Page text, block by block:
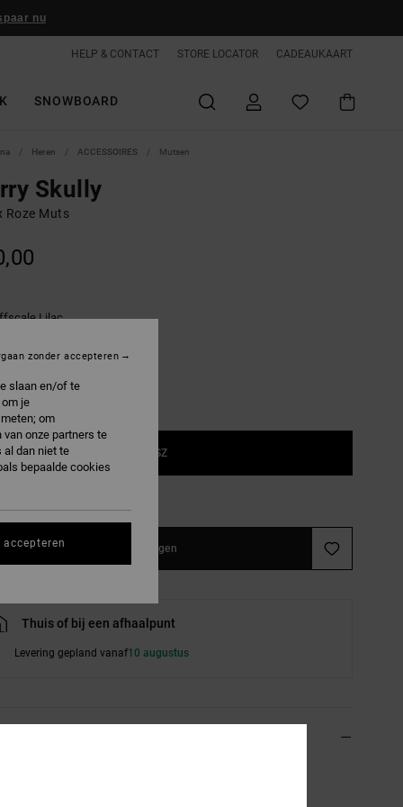
nu
HELP & CONTACT STORE LOCATOR CADEAUKAART
SNOWBOARD
Heren ACCESSOIRES Mutsen
Skully
Roze Muts
Lilac
1SZ
In winkelwagen
Thuis of bij een afhaalpunt
Levering gepland vanaf10 augustus
slaan en/of te
je
om
onze partners te
al dan niet te
bepaalde cookies
zonder accepteren
accepteren